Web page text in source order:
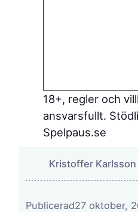
18+, regler och
ansvarsfullt.
Spelpaus.se
Kristoffer Karlsson
Publicerad27 oktober,